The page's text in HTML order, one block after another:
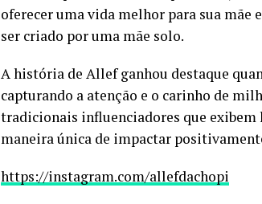
oferecer uma vida melhor para sua mãe
ser criado por uma mãe solo.
A história de Allef ganhou destaque
capturando a atenção e o carinho de
tradicionais influenciadores que
maneira única de impactar
https://instagram.com/allefdachopi